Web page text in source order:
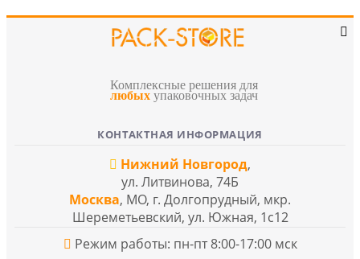
Комплексные решения для
любых упаковочных задач
КОНТАКТНАЯ ИНФОРМАЦИЯ
Нижний Новгород,
ул. Литвинова, 74Б
Москва, МО, г. Долгопрудный, мкр.
Шереметьевский, ул. Южная, 1с12
Режим работы: пн-пт 8:00-17:00 мск